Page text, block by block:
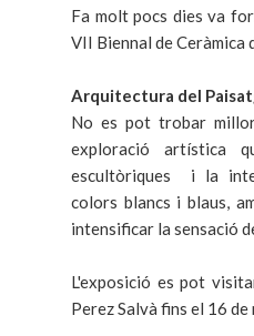
Fa molt pocs dies va
VII Biennal de Ceràmica
Arquitectura del
No es pot trobar
exploració artística
escultòriques i la
colors blancs i blaus,
intensificar la sensació
L'exposició es pot
Perez Salvà fins el 16 de